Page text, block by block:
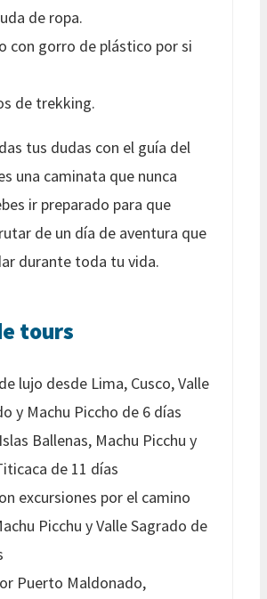
de ropa.
con gorro de plástico por si
de trekking.
tus dudas con el guía del
una caminata que nunca
ir preparado para que
de un día de aventura que
durante toda tu vida.
tours
lujo desde Lima, Cusco, Valle
y Machu Piccho de 6 días
Ballenas, Machu Picchu y
de 11 días
excursiones por el camino
Picchu y Valle Sagrado de
Puerto Maldonado,